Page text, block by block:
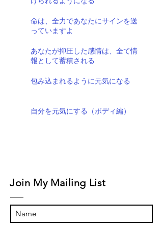
命は、全力であなたにサインを送
っていますよ
あなたが抑圧した感情は、全て情
報として蓄積される
包み込まれるように元気になる
自分を元気にする（ボディ編）
Join My Mailing List